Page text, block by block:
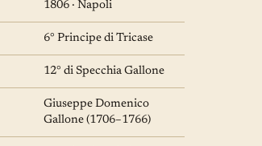
1806 · Napoli
6° Principe di Tricase
12° di Specchia Gallone
Giuseppe Domenico
Gallone (1706–1766)